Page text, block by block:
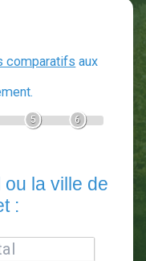
3 devis comparatifs